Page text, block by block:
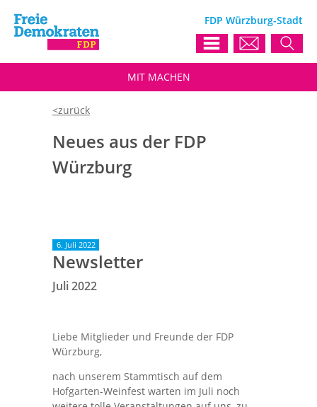
FDP Würzburg-Stadt
MIT MACHEN
Neues aus der FDP
Würzburg
6. Juli 2022
Newsletter
Juli 2022
Liebe Mitglieder und Freunde der FDP
Würzburg,
nach unserem Stammtisch auf dem
Hofgarten-Weinfest warten im Juli noch